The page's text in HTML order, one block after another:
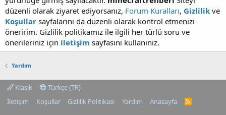
düzenli olarak ziyaret ediyorsanız, Forum Kuralları, Gizlilik ve
Koşullar sayfalarını da düzenli olarak kontrol etmenizi
öneririm. Gizlilik politikamız ile ilgili her türlü soru ve
önerileriniz için iletişim sayfasını kullanınız.
Yardım
Klasik
Türkçe (TR)
İletişim
Koşullar Gizlilik Politikası Yardım Anasayfa
R